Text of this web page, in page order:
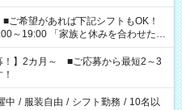
休みを合わせた
準備がしたい」 「できれば残業はし
ださいね。 ※Wワーク希望
望する勤務時間と、もう1つのお仕事
間を超える場合は応募できません。
！】2カ月～ ■ご応募から最短2～3
中 / 服装自由 / シフト勤務 / 10名以